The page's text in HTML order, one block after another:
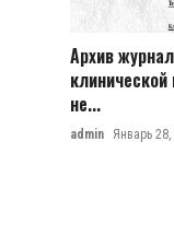
Архив
не...
admin Январь